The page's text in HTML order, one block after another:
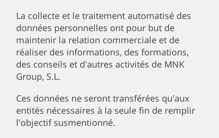
La collecte et le traitement automatisé des
données personnelles ont pour but de
maintenir la relation commerciale et de
réaliser des informations, des formations,
des conseils et d'autres activités de MNK
Group, S.L.
Ces données ne seront transférées qu'aux
entités nécessaires à la seule fin de remplir
l'objectif susmentionné.